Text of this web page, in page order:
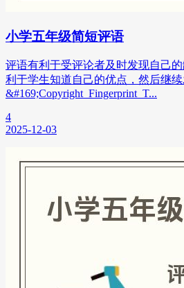
小学五年级简短评语
评语有利于受评论者及时发现自己
利于学生知道自己的优点，然后继
&#169;Copyright_Fingerprint_T...
4
2025-12-03